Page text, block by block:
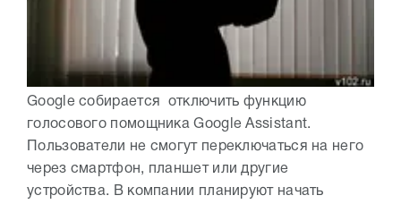
Google собирается отключить функцию
голосового помощника Google Assistant.
Пользователи не смогут переключаться на него
через смартфон, планшет или другие
устройства. В компании планируют начать